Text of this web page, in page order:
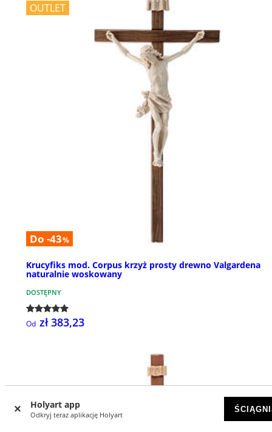
Holyart app
Odkryj teraz aplikację Holyart
OUTLET
Do -43%
Krucyfiks mod. Corpus krzyż prosty drewno Valgardena
naturalnie woskowany
DOSTĘPNY
Od zł 383,23